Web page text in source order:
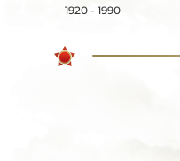
1920 - 1990